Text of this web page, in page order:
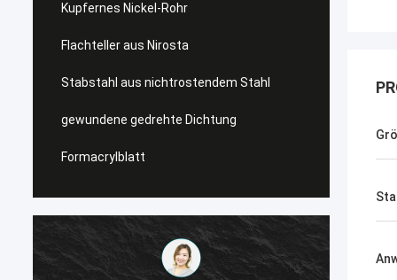
Kupfernes Nickel-Rohr
Flachteller aus Nirosta
Stabstahl aus nichtrostendem Stahl
gewundene gedrehte Dichtung
Formacrylblatt